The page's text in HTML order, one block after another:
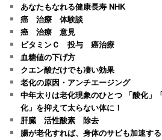
あなたもなれる健康長寿 NHK
癌 治療 体験談
癌 治療 意見
ビタミンＣ 投与 癌治療
血糖値の下げ方
クエン酸だけでも凄い効果
老化の原因・アンチエージング
中年太りは老化現象のひとつ 「酸化」
化」を抑えて太らない体に！
肝臓 活性酸素 除去
腸が老化すれば、身体のサビも加速する